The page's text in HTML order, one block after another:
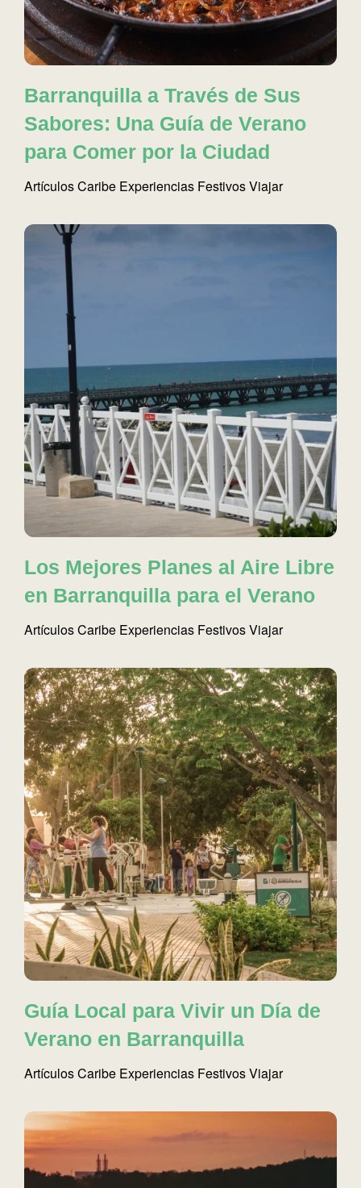
Barranquilla a Través de Sus
Sabores: Una Guía de Verano
para Comer por la Ciudad
ArtículosCaribe Experiencias FestivosViajar
Los Mejores Planes al Aire Libre
en Barranquilla para el Verano
ArtículosCaribe Experiencias FestivosViajar
Guía Local para Vivir un Día de
Verano en Barranquilla
ArtículosCaribe Experiencias FestivosViajar